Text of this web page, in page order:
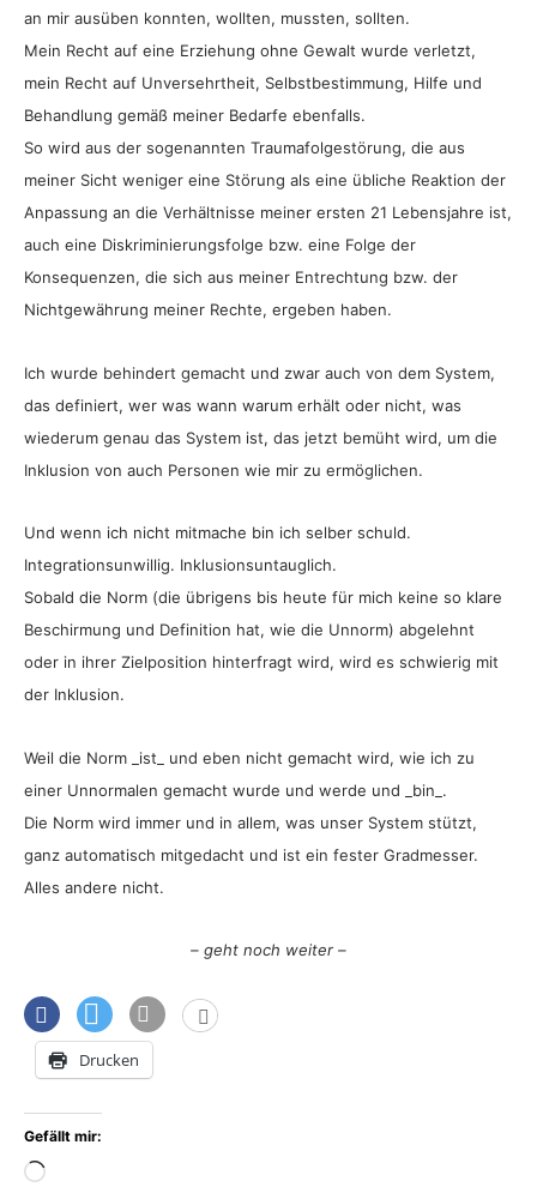
an mir ausüben konnten, wollten, mussten, sollten.
Mein Recht auf eine Erziehung ohne Gewalt wurde verletzt,
mein Recht auf Unversehrtheit, Selbstbestimmung, Hilfe und
Behandlung gemäß meiner Bedarfe ebenfalls.
So wird aus der sogenannten Traumafolgestörung, die aus
meiner Sicht weniger eine Störung als eine übliche Reaktion der
Anpassung an die Verhältnisse meiner ersten 21 Lebensjahre ist,
auch eine Diskriminierungsfolge bzw. eine Folge der
Konsequenzen, die sich aus meiner Entrechtung bzw. der
Nichtgewährung meiner Rechte, ergeben haben.
Ich wurde behindert gemacht und zwar auch von dem System,
das definiert, wer was wann warum erhält oder nicht, was
wiederum genau das System ist, das jetzt bemüht wird, um die
Inklusion von auch Personen wie mir zu ermöglichen.
Und wenn ich nicht mitmache bin ich selber schuld.
Integrationsunwillig. Inklusionsuntauglich.
Sobald die Norm (die übrigens bis heute für mich keine so klare
Beschirmung und Definition hat, wie die Unnorm) abgelehnt
oder in ihrer Zielposition hinterfragt wird, wird es schwierig mit
der Inklusion.
Weil die Norm _ist_ und eben nicht gemacht wird, wie ich zu
einer Unnormalen gemacht wurde und werde und _bin_.
Die Norm wird immer und in allem, was unser System stützt,
ganz automatisch mitgedacht und ist ein fester Gradmesser.
Alles andere nicht.
– geht noch weiter –
Drucken
Gefällt mir:
Wird